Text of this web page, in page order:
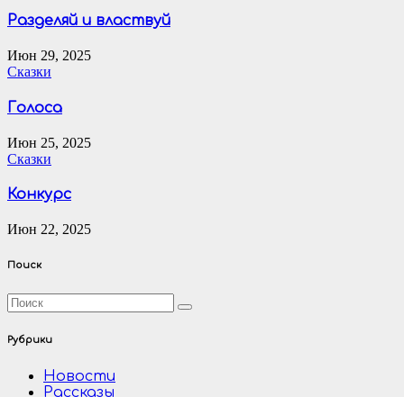
Разделяй и властвуй
Июн 29, 2025
Сказки
Голоса
Июн 25, 2025
Сказки
Конкурс
Июн 22, 2025
Поиск
Рубрики
Новости
Рассказы